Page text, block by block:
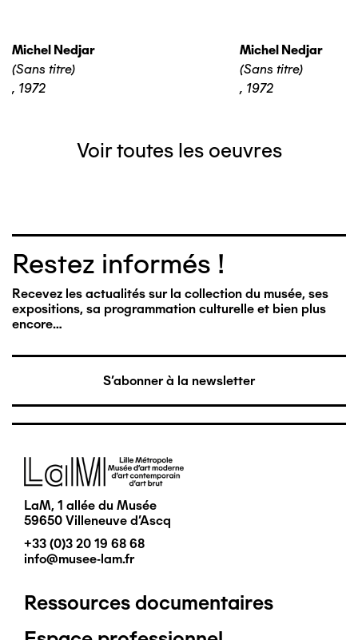
Michel Nedjar
(Sans titre)
, 1972
Michel Nedjar
(Sans titre)
, 1972
Voir toutes les oeuvres
Restez informés !
Recevez les actualités sur la collection du musée, ses
expositions, sa programmation culturelle et bien plus
encore…
S'abonner à la newsletter
Image
LaM, 1 allée du Musée
59650 Villeneuve d'Ascq
+33 (0)3 20 19 68 68
info@musee-lam.fr
Pied
Ressources documentaires